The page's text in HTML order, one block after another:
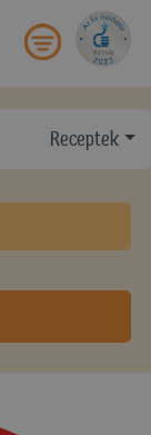
Receptek